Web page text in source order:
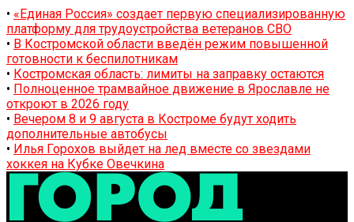
• «Единая Россия» создает первую специализированную
платформу для трудоустройства ветеранов СВО
• В Костромской области введён режим повышенной
готовности к беспилотникам
• Костромская область: лимиты на заправку остаются
• Полноценное трамвайное движение в Ярославле не
откроют в 2026 году
• Вечером 8 и 9 августа в Костроме будут ходить
дополнительные автобусы
• Илья Горохов выйдет на лед вместе со звездами
хоккея на Кубке Овечкина